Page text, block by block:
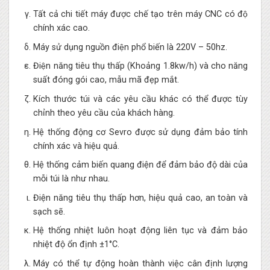
Tất cả chi tiết máy được chế tạo trên máy CNC có độ
chính xác cao.
Máy sử dụng nguồn điện phổ biến là 220V – 50hz.
Điện năng tiêu thụ thấp (Khoảng 1.8kw/h) và cho năng
suất đóng gói cao, mẫu mã đẹp mắt.
Kích thước túi và các yêu cầu khác có thể được tùy
chỉnh theo yêu cầu của khách hàng.
Hệ thống động cơ Sevro được sử dụng đảm bảo tính
chính xác và hiệu quả.
Hệ thống cảm biến quang điện để đảm bảo độ dài của
mỗi túi là như nhau.
Điện năng tiêu thụ thấp hơn, hiệu quả cao, an toàn và
sạch sẽ.
Hệ thống nhiệt luôn hoạt động liên tục và đảm bảo
nhiệt độ ổn định ±1°C.
Máy có thể tự động hoàn thành việc cân định lượng